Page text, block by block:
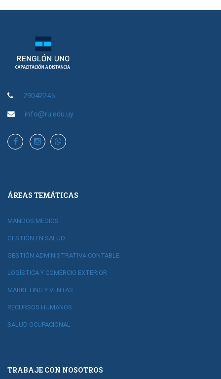
29042245
info@ru.edu.uy
ÁREAS TEMÁTICAS
MANDOS MEDIOS
GESTIÓN EN SALUD
GESTIÓN ADMINISTRATIVA CONTABLE
LOGÍSTICA Y COMERCIO EXTERIOR
MARKETING Y VENTAS
RECURSOS HUMANOS
SALUD OCUPACIONAL
TRABAJE CON NOSOTROS